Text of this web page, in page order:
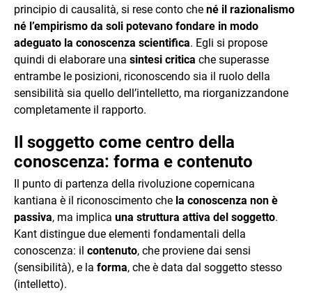
principio di causalità, si rese conto che né il razionalismo
né l’empirismo da soli potevano fondare in modo
adeguato la conoscenza scientifica. Egli si propose
quindi di elaborare una sintesi critica che superasse
entrambe le posizioni, riconoscendo sia il ruolo della
sensibilità sia quello dell’intelletto, ma riorganizzandone
completamente il rapporto.
Il soggetto come centro della
conoscenza: forma e contenuto
Il punto di partenza della rivoluzione copernicana
kantiana è il riconoscimento che la conoscenza non è
passiva, ma implica una struttura attiva del soggetto.
Kant distingue due elementi fondamentali della
conoscenza: il contenuto, che proviene dai sensi
(sensibilità), e la forma, che è data dal soggetto stesso
(intelletto).